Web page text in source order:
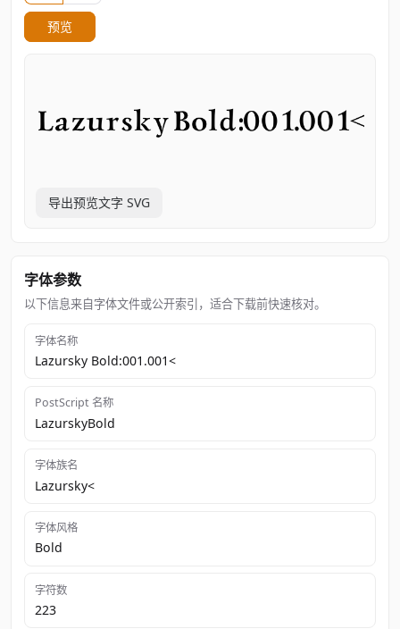
预览
导出预览文字 SVG
字体参数
以下信息来自字体文件或公开索引，适合下载前快速核对。
字体名称
Lazursky Bold:001.001<
PostScript 名称
LazurskyBold
字体族名
Lazursky<
字体风格
Bold
字符数
223